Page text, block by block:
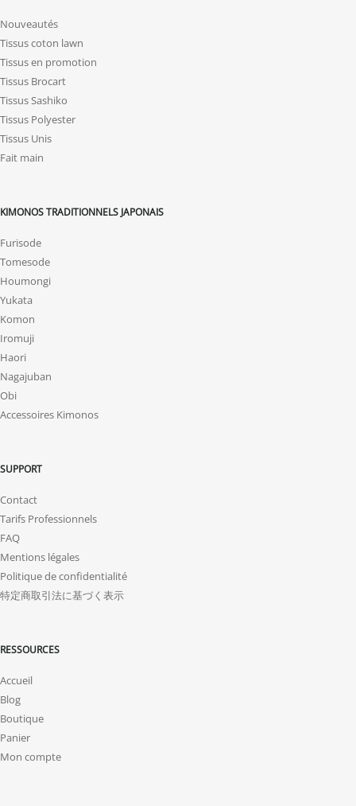
Nouveautés
Tissus coton lawn
Tissus en promotion
Tissus Brocart
Tissus Sashiko
Tissus Polyester
Tissus Unis
Fait main
KIMONOS TRADITIONNELS JAPONAIS
Furisode
Tomesode
Houmongi
Yukata
Komon
Iromuji
Haori
Nagajuban
Obi
Accessoires Kimonos
SUPPORT
Contact
Tarifs Professionnels
FAQ
Mentions légales
Politique de confidentialité
特定商取引法に基づく表示
RESSOURCES
Accueil
Blog
Boutique
Panier
Mon compte